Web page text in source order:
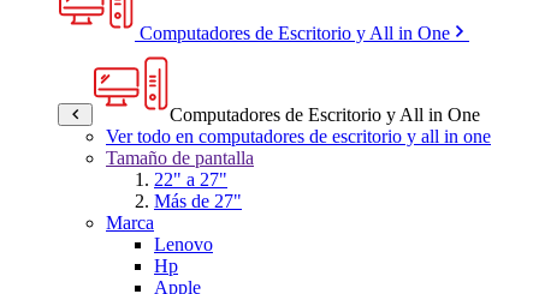
Computadores de Escritorio y All in One
Computadores de Escritorio y All in One
Ver todo en computadores de escritorio y all in one
Tamaño de pantalla
22" a 27"
Más de 27"
Marca
Lenovo
Hp
Apple